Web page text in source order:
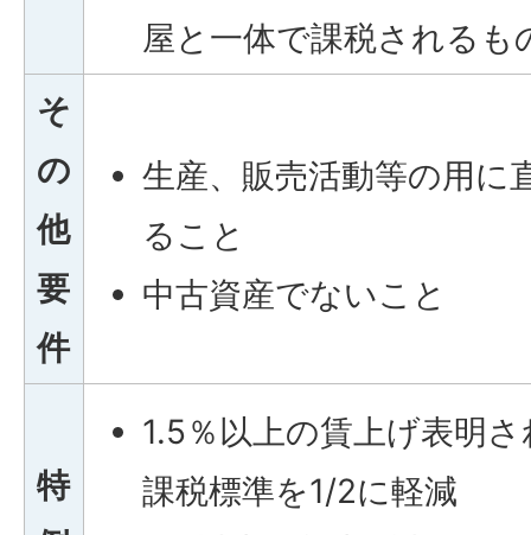
屋と一体で課税されるも
そ
の
他
要
件
生産、販売活動等の用に
ること
中古資産でないこと
特
1.5％以上の賃上げ表明
課税標準を1/2に軽減